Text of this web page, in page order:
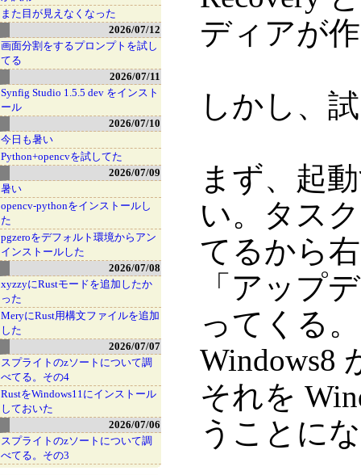
ディアが
しかし、
まず、起
い。タス
てるから
「アップ
ってくる
Windows8
それを
うことに
また目が見えなくなった
2026/07/12
画面分割をするプロンプトを試し
てる
2026/07/11
Synfig Studio 1.5.5 dev をインスト
ール
2026/07/10
今日も暑い
Python+opencvを試してた
2026/07/09
暑い
opencv-pythonをインストールし
た
pgzeroをデフォルト環境からアン
インストールした
2026/07/08
xyzzyにRustモードを追加したか
った
MeryにRust用構文ファイルを追加
した
2026/07/07
スプライトのzソートについて調
べてる。その4
RustをWindows11にインストール
しておいた
2026/07/06
スプライトのzソートについて調
べてる。その3